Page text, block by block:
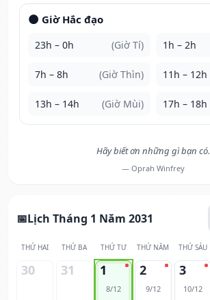
🌑 Giờ Hắc đạo
23h – 0h (Giờ Tí) 1h – 2h
7h – 8h (Giờ Thìn) 11h – 12h
13h – 14h (Giờ Mùi) 17h – 18h
Hãy biết ơn những gì bạn có.
— Oprah Winfrey
Lịch Tháng 1 Năm 2031
THỨ HAI THỨ BA THỨ TƯ THỨ NĂM THỨ SÁU
30 31 1
8/12
2
9/12
3
10/12